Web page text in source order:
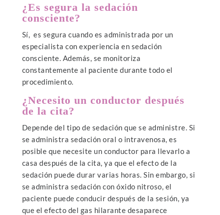
¿Es segura la sedación
consciente?
Sí, es segura cuando es administrada por un
especialista con experiencia en sedación
consciente. Además, se monitoriza
constantemente al paciente durante todo el
procedimiento.
¿Necesito un conductor después
de la cita?
Depende del tipo de sedación que se administre. Si
se administra sedación oral o intravenosa, es
posible que necesite un conductor para llevarlo a
casa después de la cita, ya que el efecto de la
sedación puede durar varias horas. Sin embargo, si
se administra sedación con óxido nitroso, el
paciente puede conducir después de la sesión, ya
que el efecto del gas hilarante desaparece